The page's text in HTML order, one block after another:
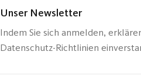
Unser Newsletter
Indem Sie sich anmelden,
Datenschutz-Richtlinien